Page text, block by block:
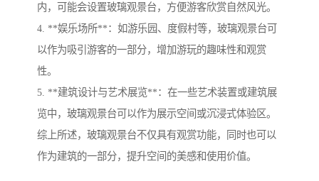
内，可能会设置玻璃观景台，方便游客欣赏自然风光。
4. **娱乐场所**：如游乐园、度假村等，玻璃观景台可
以作为吸引游客的一部分，增加游玩的趣味性和观赏
性。
5. **建筑设计与艺术展览**：在一些艺术装置或建筑展
览中，玻璃观景台可以作为展示空间或沉浸式体验区。
综上所述，玻璃观景台不仅具有观赏功能，同时也可以
作为建筑的一部分，提升空间的美感和使用价值。